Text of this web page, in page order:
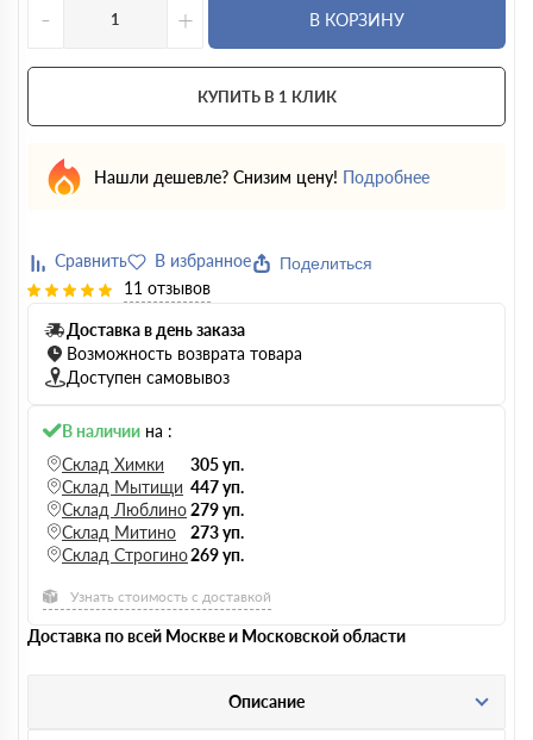
- + В КОРЗИНУ
КУПИТЬ В 1 КЛИК
Нашли дешевле? Снизим цену! Подробнее
Поделиться
11 отзывов
Доставка в день заказа
Возможность возврата товара
Доступен самовывоз
В наличии на :
Склад Химки
305 уп.
Склад Мытищи 447 уп.
Склад Люблино279 уп.
Склад Митино
273 уп.
Склад Строгино269 уп.
Узнать стоимость с доставкой
Доставка по всей Москве и Московской области
Описание